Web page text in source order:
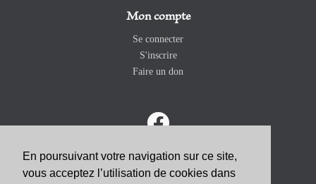
En poursuivant votre navigation sur ce site,
vous acceptez l’utilisation de cookies dans
Mon compte
Se connecter
S'inscrire
Faire un don
ABONNEZ-VOUS